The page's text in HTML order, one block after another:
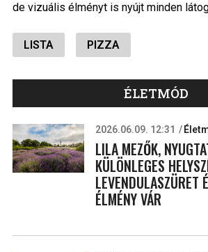
de vizuális élményt is nyújt minden
LISTA PIZZA
ÉLETMÓD
2026.06.09. 12:31
LILA MEZŐK,
KÜLÖNLEGES
LEVENDULASZÜRET
ÉLMÉNY VÁR